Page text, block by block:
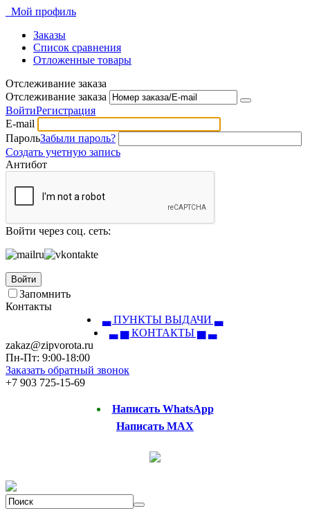
Мой профиль
Заказы
Список сравнения
Отложенные товары
Отслеживание заказа
Отслеживание заказа
ВойтиРегистрация
E-mail
ПарольЗабыли пароль?
Создать учетную запись
Антибот
Войти через соц. сеть:
Войти
Запомнить
Контакты
▃ ПУНКТЫ ВЫДАЧИ ▃
▃ ▅ КОНТАКТЫ ▅ ▃
zakaz@zipvorota.ru
Пн-Пт: 9:00-18:00
Заказать обратный звонок
+7 903 725-15-69
Написать WhatsApp
Написать MAX